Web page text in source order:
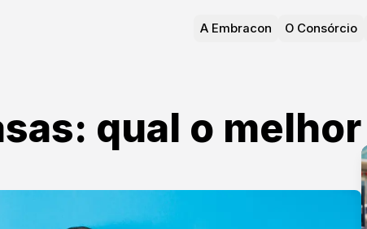
A Embracon O Consórcio
qual o melhor